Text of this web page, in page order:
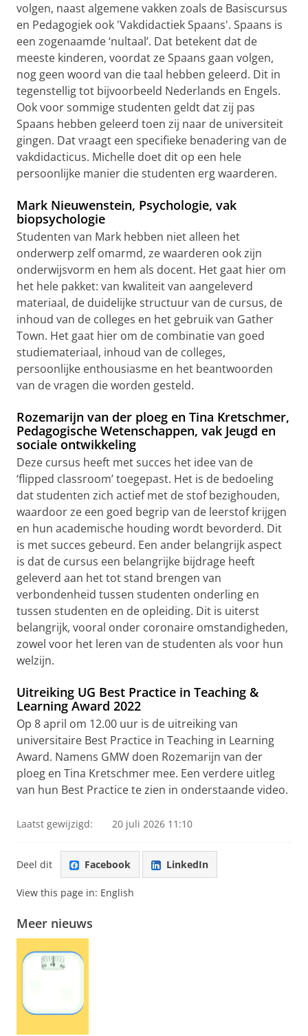
volgen, naast algemene vakken zoals de Basiscursus
en Pedagogiek ook 'Vakdidactiek Spaans'. Spaans is
een zogenaamde ‘nultaal’. Dat betekent dat de
meeste kinderen, voordat ze Spaans gaan volgen,
nog geen woord van die taal hebben geleerd. Dit in
tegenstellig tot bijvoorbeeld Nederlands en Engels.
Ook voor sommige studenten geldt dat zij pas
Spaans hebben geleerd toen zij naar de universiteit
gingen. Dat vraagt een specifieke benadering van de
vakdidacticus. Michelle doet dit op een hele
persoonlijke manier die studenten erg waarderen.
Mark Nieuwenstein, Psychologie, vak
biopsychologie
Studenten van Mark hebben niet alleen het
onderwerp zelf omarmd, ze waarderen ook zijn
onderwijsvorm en hem als docent. Het gaat hier om
het hele pakket: van kwaliteit van aangeleverd
materiaal, de duidelijke structuur van de cursus, de
inhoud van de colleges en het gebruik van Gather
Town. Het gaat hier om de combinatie van goed
studiemateriaal, inhoud van de colleges,
persoonlijke enthousiasme en het beantwoorden
van de vragen die worden gesteld.
Rozemarijn van der ploeg en Tina Kretschmer,
Pedagogische Wetenschappen, vak Jeugd en
sociale ontwikkeling
Deze cursus heeft met succes het idee van de
‘flipped classroom’ toegepast. Het is de bedoeling
dat studenten zich actief met de stof bezighouden,
waardoor ze een goed begrip van de leerstof krijgen
en hun academische houding wordt bevorderd. Dit
is met succes gebeurd. Een ander belangrijk aspect
is dat de cursus een belangrijke bijdrage heeft
geleverd aan het tot stand brengen van
verbondenheid tussen studenten onderling en
tussen studenten en de opleiding. Dit is uiterst
belangrijk, vooral onder coronaire omstandigheden,
zowel voor het leren van de studenten als voor hun
welzijn.
Uitreiking UG Best Practice in Teaching &
Learning Award 2022
Op 8 april om 12.00 uur is de uitreiking van
universitaire Best Practice in Teaching in Learning
Award. Namens GMW doen Rozemarijn van der
ploeg en Tina Kretschmer mee. Een verdere uitleg
van hun Best Practice te zien in onderstaande video.
Laatst gewijzigd: 20 juli 2026 11:10
Deel dit Facebook LinkedIn
View this page in: English
Meer nieuws